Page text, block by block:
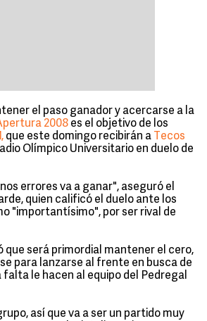
el paso ganador y acercarse a la
2008 es el objetivo de los
que este domingo recibirán a
Tecos
Olímpico Universitario en duelo de
errores va a ganar", aseguró el
quien calificó el duelo ante los
"importantísimo", por ser rival de
que será primordial mantener el cero,
para lanzarse al frente en busca de
falta le hacen al equipo del Pedregal
así que va a ser un partido muy